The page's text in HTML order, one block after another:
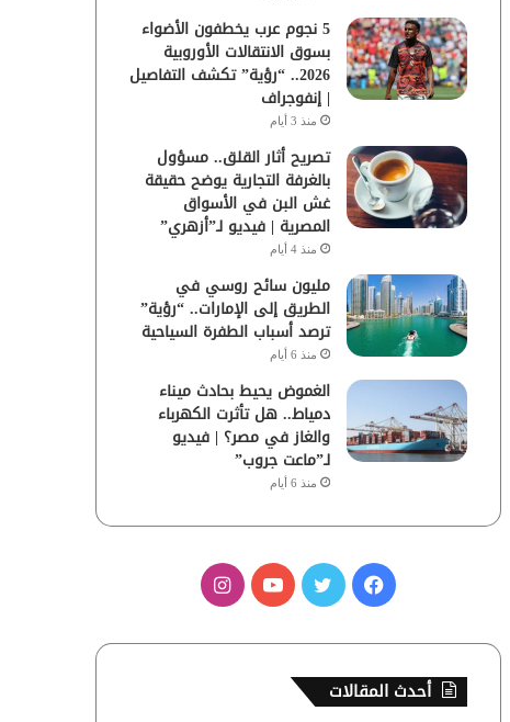
5 نجوم عرب يخطفون الأضواء
بسوق الانتقالات الأوروبية
2026.. “رؤية” تكشف التفاصيل
| إنفوجراف
منذ 3 أيام
تصريح أثار القلق.. مسؤول
بالغرفة التجارية يوضح حقيقة
غش البن في الأسواق
المصرية | فيديو لـ”أزهري”
منذ 4 أيام
مليون سائح روسي في
الطريق إلى الإمارات.. “رؤية”
ترصد أسباب الطفرة السياحية
منذ 6 أيام
الغموض يحيط بحادث ميناء
دمياط.. هل تأثرت الكهرباء
والغاز في مصر؟ | فيديو
لـ”ماعت جروب”
منذ 6 أيام
ف
س
ي
ا
أحدث المقالات